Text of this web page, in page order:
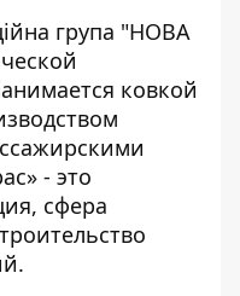
група "НОВА
ковкой
- это
сфера